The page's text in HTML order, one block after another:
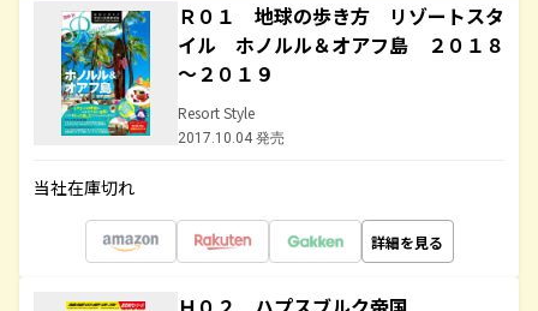
Ｒ０１ 地球の歩き方 リゾートスタ
イル ホノルル＆オアフ島 ２０１８
～２０１９
Resort Style
2017.10.04 発売
当社在庫切れ
詳細を見る